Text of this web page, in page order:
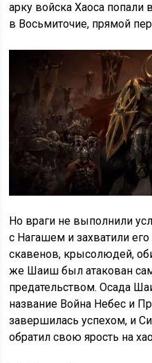
арку войска Хаоса попали
в Восьмиточие, прямой
Но враги не выполнили
с Нагашем и захватили
скавенов, крысолюдей,
же Шаиш был атакован
предательством. Осада
название Война Небес и
завершилась успехом, и
обратил свою ярость на